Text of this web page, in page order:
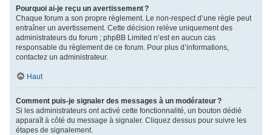
Pourquoi ai-je reçu un avertissement ?
Chaque forum a son propre règlement. Le non-respect d’une règle peut
entraîner un avertissement. Cette décision relève uniquement des
administrateurs du forum ; phpBB Limited n’est en aucun cas
responsable du règlement de ce forum. Pour plus d’informations,
contactez un administrateur.
Haut
Comment puis-je signaler des messages à un modérateur ?
Si les administrateurs ont activé cette fonctionnalité, un bouton dédié
apparaît à côté du message à signaler. Cliquez dessus pour suivre les
étapes de signalement.